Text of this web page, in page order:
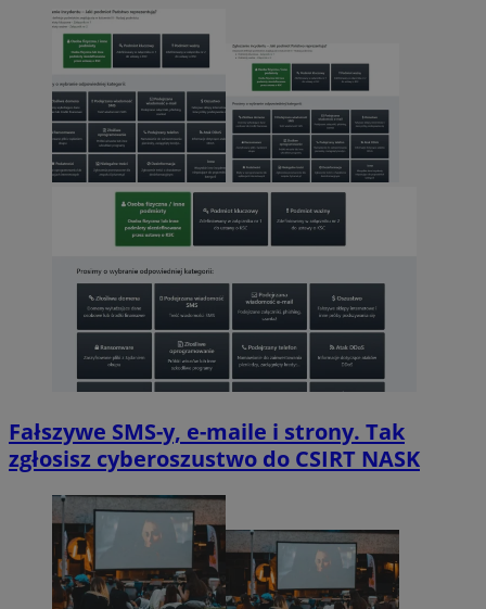
Fałszywe SMS-y, e-maile i strony. Tak
zgłosisz cyberoszustwo do CSIRT NASK